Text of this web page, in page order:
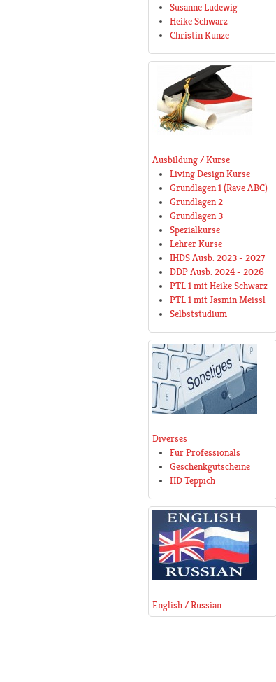
Susanne Ludewig
Heike Schwarz
Christin Kunze
Ausbildung / Kurse
Living Design Kurse
Grundlagen 1 (Rave ABC)
Grundlagen 2
Grundlagen 3
Spezialkurse
Lehrer Kurse
IHDS Ausb. 2023 - 2027
DDP Ausb. 2024 - 2026
PTL 1 mit Heike Schwarz
PTL 1 mit Jasmin Meissl
Selbststudium
Diverses
Für Professionals
Geschenkgutscheine
HD Teppich
English / Russian